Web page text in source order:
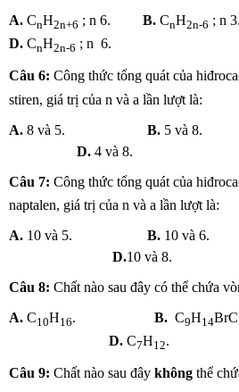
A. CnH2n+6 ; n 6. B. CnH2n-6 ;
D. CnH2n-6 ; n 6.
Câu 6: Công thức tổng quát của
stiren, giá trị của n và a lần lượt là:
A. 8 và 5. B. 5 và
D. 4 và 8.
Câu 7: Công thức tổng quát của
naptalen, giá trị của n và a lần lượt là:
A. 10 và 5. B. 10
D.10 và 8.
Câu 8: Chất nào sau đây có thể chứa
A. C10H16. B. C9H14
D. C7H12.
Câu 9: Chất nào sau đây không thể